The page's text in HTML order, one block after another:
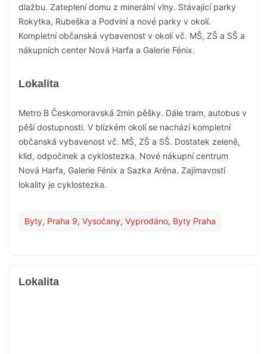
dlažbu. Zateplení domu z minerální vlny. Stávající parky
Rokytka, Rubeška a Podviní a nové parky v okolí.
Kompletní občanská vybavenost v okolí vč. MŠ, ZŠ a SŠ a
nákupních center Nová Harfa a Galerie Fénix.
Lokalita
Metro B Českomoravská 2min pěšky. Dále tram, autobus v
pěší dostupnosti. V blízkém okolí se nachází kompletní
občanská vybavenost vč. MŠ, ZŠ a SŠ. Dostatek zeleně,
klid, odpočinek a cyklostezka. Nové nákupní centrum
Nová Harfa, Galerie Fénix a Sazka Aréna. Zajímavostí
lokality je cyklostezka.
Byty, Praha 9, Vysočany, Vyprodáno, Byty Praha
Lokalita